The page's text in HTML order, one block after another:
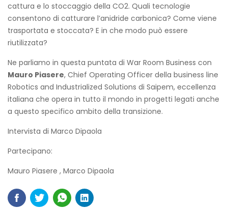
cattura e lo stoccaggio della CO2. Quali tecnologie
consentono di catturare l’anidride carbonica? Come viene
trasportata e stoccata? E in che modo può essere
riutilizzata?
Ne parliamo in questa puntata di War Room Business con
Mauro Piasere, Chief Operating Officer della business line
Robotics and Industrialized Solutions di Saipem, eccellenza
italiana che opera in tutto il mondo in progetti legati anche
a questo specifico ambito della transizione.
Intervista di Marco Dipaola
Partecipano:
Mauro Piasere , Marco Dipaola